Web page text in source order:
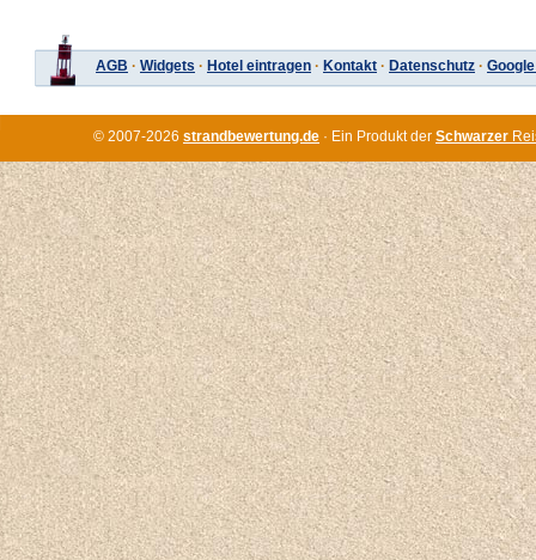
AGB · Widgets · Hotel eintragen · Kontakt · Datenschutz ·
© 2007-2026 strandbewertung.de · Ein Produkt der Schwarzer